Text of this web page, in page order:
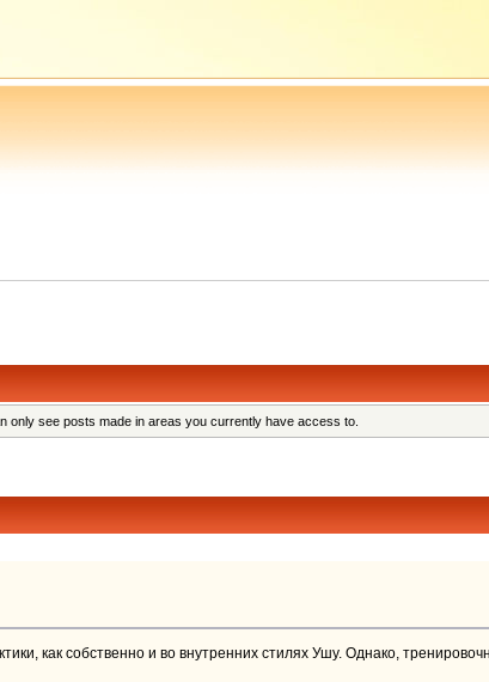
only see posts made in areas you currently have access to.
как собственно и во внутренних стилях Ушу. Однако,